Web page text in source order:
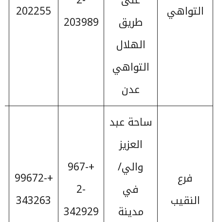
التواهي
طريق
الهلال
التواهي
عدن
203989
202255
فرع
النقيب
ساحة عبد
العزيز
والي/
في
مدينة
+967-
2-
342929
+99672-
343263